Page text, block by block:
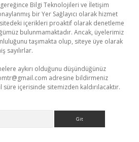
gereğince Bilgi Teknolojileri ve İletişim
bir Yer Sağlayıcı olarak hizmet
içerikleri proaktif olarak denetleme
bulunmamaktadır. Ancak, üyelerimiz
taşımakta olup, siteye üye olarak
sayılırlar.
aykırı olduğunu düşündüğünüz
adresine bildirmeniz
içerisinde sitemizden kaldırılacaktır.